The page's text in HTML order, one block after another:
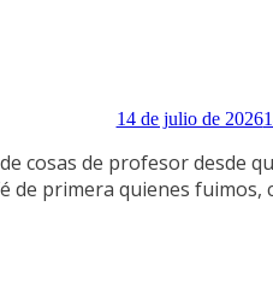
14 de julio de 2026
cosas de profesor desde
de primera quienes